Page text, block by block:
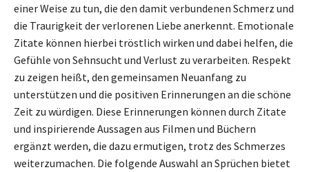
einer Weise zu tun, die den damit verbundenen Schmerz und
die Traurigkeit der verlorenen Liebe anerkennt. Emotionale
Zitate können hierbei tröstlich wirken und dabei helfen, die
Gefühle von Sehnsucht und Verlust zu verarbeiten. Respekt
zu zeigen heißt, den gemeinsamen Neuanfang zu
unterstützen und die positiven Erinnerungen an die schöne
Zeit zu würdigen. Diese Erinnerungen können durch Zitate
und inspirierende Aussagen aus Filmen und Büchern
ergänzt werden, die dazu ermutigen, trotz des Schmerzes
weiterzumachen. Die folgende Auswahl an Sprüchen bietet